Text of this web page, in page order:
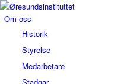
Om oss
Historik
Styrelse
Medarbetare